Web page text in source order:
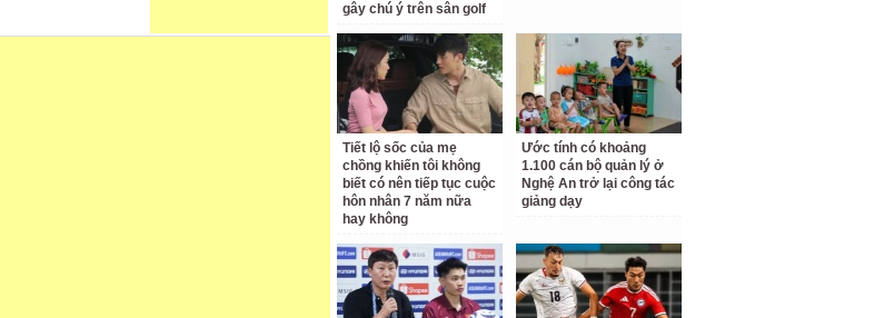
gây chú ý trên sân golf
Tiết lộ sốc của mẹ
chồng khiến tôi không
biết có nên tiếp tục cuộc
hôn nhân 7 năm nữa
hay không
Ước tính có khoảng
1.100 cán bộ quản lý ở
Nghệ An trở lại công tác
giảng dạy